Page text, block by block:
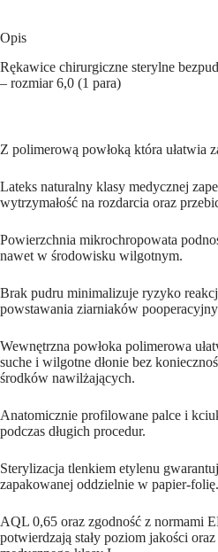
Opis
Rękawice chirurgiczne sterylne
– rozmiar 6,0 (1 para)
Z polimerową powłoką która ułatwia
Lateks naturalny klasy medycznej
wytrzymałość na rozdarcia oraz
Powierzchnia mikrochropowata
nawet w środowisku wilgotnym.
Brak pudru minimalizuje ryzyko
powstawania ziarniaków
Wewnętrzna powłoka polimerowa
suche i wilgotne dłonie bez
środków nawilżających.
Anatomicznie profilowane palce i
podczas długich procedur.
Sterylizacja tlenkiem etylenu
zapakowanej oddzielnie w papier-folię.
AQL 0,65 oraz zgodność z normami
potwierdzają stały poziom jakości